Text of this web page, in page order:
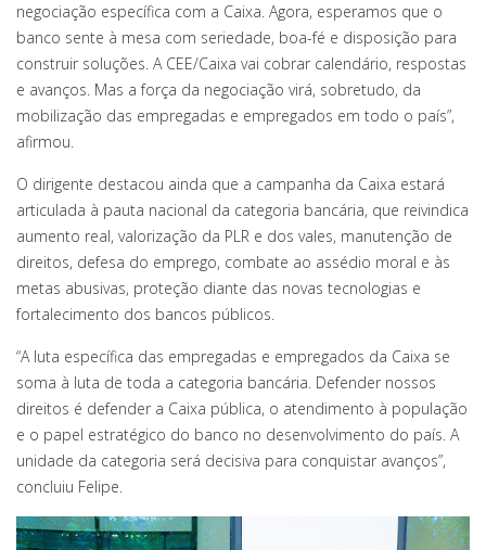
negociação específica com a Caixa. Agora, esperamos que o
banco sente à mesa com seriedade, boa-fé e disposição para
construir soluções. A CEE/Caixa vai cobrar calendário, respostas
e avanços. Mas a força da negociação virá, sobretudo, da
mobilização das empregadas e empregados em todo o país”,
afirmou.
O dirigente destacou ainda que a campanha da Caixa estará
articulada à pauta nacional da categoria bancária, que reivindica
aumento real, valorização da PLR e dos vales, manutenção de
direitos, defesa do emprego, combate ao assédio moral e às
metas abusivas, proteção diante das novas tecnologias e
fortalecimento dos bancos públicos.
“A luta específica das empregadas e empregados da Caixa se
soma à luta de toda a categoria bancária. Defender nossos
direitos é defender a Caixa pública, o atendimento à população
e o papel estratégico do banco no desenvolvimento do país. A
unidade da categoria será decisiva para conquistar avanços”,
concluiu Felipe.